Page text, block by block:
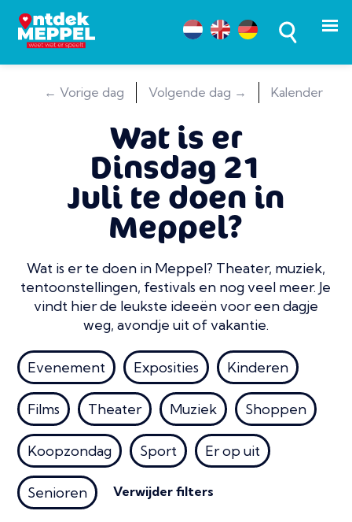
Kalender
Volgende dag →
← Vorige dag
Wat is er
Dinsdag 21
Juli te doen in
Meppel?
Wat is er te doen in Meppel? Theater, muziek,
tentoonstellingen, festivals en nog veel meer. Je
vindt hier de leukste ideeën voor een dagje
weg, avondje uit of vakantie.
Evenement Exposities Kinderen
Films Theater Muziek Shoppen
Koopzondag Sport Er op uit
Senioren Verwijder filters